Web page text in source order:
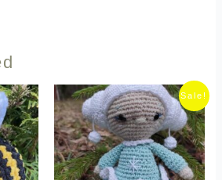
Sale!
Algne
hind
oli:
24,90 €.
hind
on:
15,00